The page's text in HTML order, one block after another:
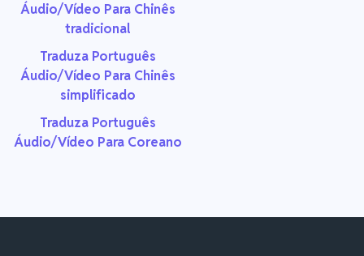
Áudio/Vídeo Para Chinês
tradicional
Traduza Português
Áudio/Vídeo Para Chinês
simplificado
Traduza Português
Áudio/Vídeo Para Coreano